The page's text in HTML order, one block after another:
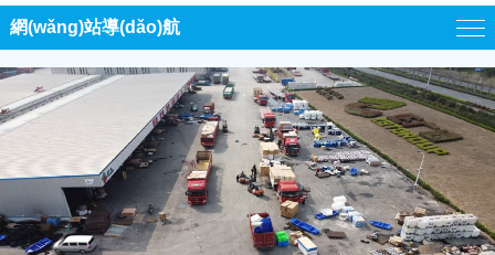
網(wǎng)站導(dǎo)航